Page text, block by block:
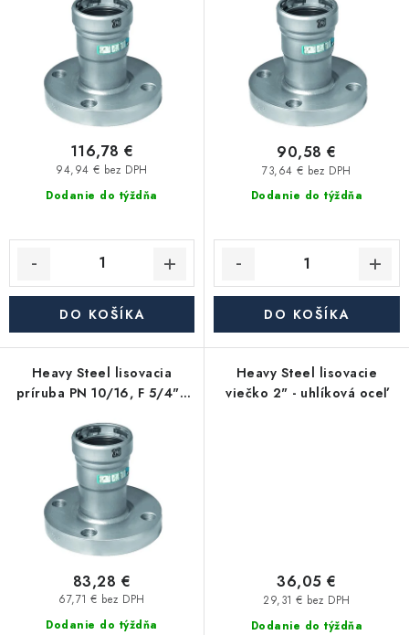
Kúpeľňa a sanita
Spojovací materiál
Akcie, Zľavy
Kontakty Poštovné a doprava
Obchodné podmienky
Reklamačné podmienky
Obchodné podmienky požičovne náradia
Moja objednávka
Dodanie do týždňa
94,94 € bez DPH
116,78 €
DO KOŠÍKA
Dodanie do týždňa
73,64 € bez DPH
90,58 €
DO KOŠÍKA
Heavy Steel lisovacia
príruba PN 10/16, F 5/4" -
Dodanie do týždňa
67,71 € bez DPH
83,28 €
Heavy Steel lisovacie
viečko 2" - uhlíková oceľ
Dodanie do týždňa
29,31 € bez DPH
36,05 €